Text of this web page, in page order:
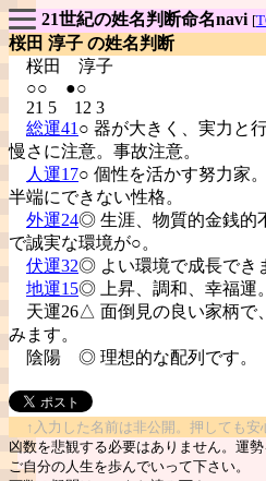
21世紀の姓名判断命名navi [
桜田 淳子 の姓名判断
桜田 淳子
○○ ●○
21 5 12 3
総運41 ○ 器が大きく、実力と
慢さに注意。事故注意。
人運17○ 個性を活かす努力家
半端にできない性格。
外運24◎ 生涯、物質的金銭的
で誠実な環境が○。
伏運32◎ よい環境で成長でき
地運15◎ 上昇、調和、幸福運。
天運26△ 面倒見の良い家柄で
みます。
陰陽 ◎ 理想的な配列です。
↑入力した名前は非公開。押しても安
凶数を悲観する必要はありません。運
ご自分の人生を歩んでいって下さい。